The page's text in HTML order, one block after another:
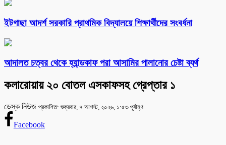
ইটগাছা আদর্শ সরকারি প্রাথমিক বিদ্যালয়ে শিক্ষার্থীদের সংবর্ধনা
আদালত চত্বর থেকে হ্যান্ডকাফ পরা আসামির পালানোর চেষ্টা ব্যর্থ
কলারোয়ায় ২০ বোতল এসকাফসহ গ্রেপ্তার ১
ডেস্ক নিউজ প্রকাশিত: শুক্রবার, ৭ আগস্ট, ২০২৬, ১:৫৩ পূর্বাহ্ণ
Facebook